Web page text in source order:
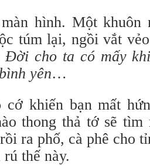
hình. Một khuôn
túm lại, ngồi vắt
Đời cho ta có mấy
yên…
cớ khiến bạn mất
thong thả tớ sẽ
ra phố, cà phê cho
thế này.